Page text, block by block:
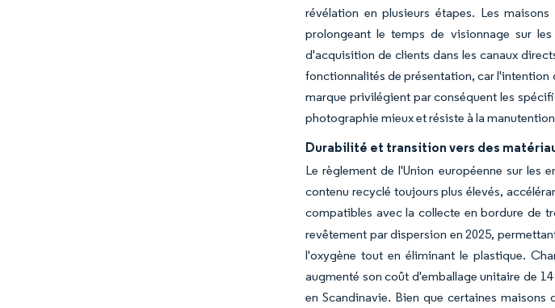
révélation en plusieurs étapes. Les
prolongeant le temps de visionnage sur
d'acquisition de clients dans les canaux
fonctionnalités de présentation, car l'intention
marque privilégient par conséquent les
photographie mieux et résiste à la
Durabilité et transition vers des
Le règlement de l'Union européenne sur les
contenu recyclé toujours plus élevés,
compatibles avec la collecte en bordure de
revêtement par dispersion en 2025,
l'oxygène tout en éliminant le plastique.
augmenté son coût d'emballage unitaire de
en Scandinavie. Bien que certaines